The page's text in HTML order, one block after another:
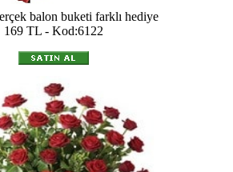
balon buketi farklı hediye
169 TL - Kod:6122